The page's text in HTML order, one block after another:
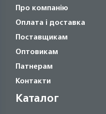
Про компанію
Оплата і доставка
Поставщикам
Оптовикам
Патнерам
Контакти
Каталог